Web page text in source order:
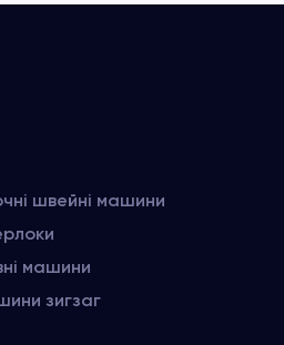
швейні машини
машини
зигзаг